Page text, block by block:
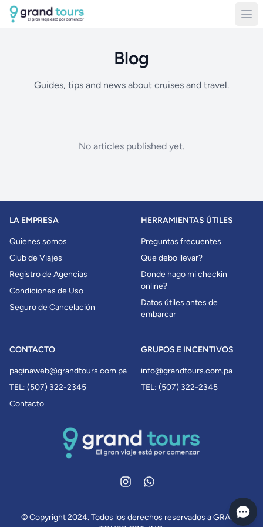
Blog
Guides, tips and news about cruises and travel.
No articles published yet.
LA EMPRESA
Quienes somos
Club de Viajes
Registro de Agencias
Condiciones de Uso
Seguro de Cancelación
HERRAMIENTAS ÚTILES
Preguntas frecuentes
Que debo llevar?
Donde hago mi checkin
online?
Datos útiles antes de
embarcar
CONTACTO
paginaweb@grandtours.com.pa
TEL: (507) 322-2345
Contacto
GRUPOS E INCENTIVOS
info@grandtours.com.pa
TEL: (507) 322-2345
© Copyright 2024. Todos los derechos reservados a GRAND